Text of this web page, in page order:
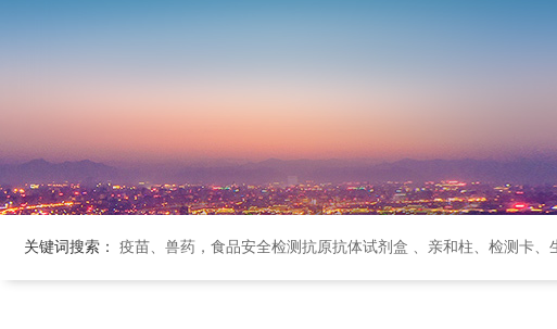
关键词搜索： 疫苗、兽药，食品安全检测抗原抗体试剂盒 、亲和柱、检测卡